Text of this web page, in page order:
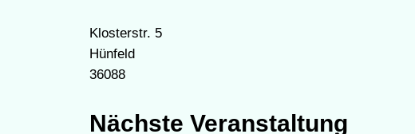
Klosterstr. 5
Hünfeld
36088
Nächste Veranstaltung